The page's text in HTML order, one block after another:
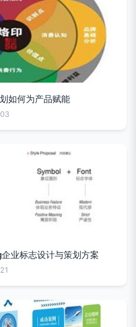
如何为产品赋能
业标志设计与策划方案